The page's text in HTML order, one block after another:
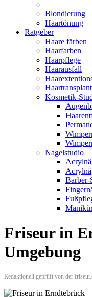
Blondierung
Haartönung
Ratgeber
Haare färben
Haarfarben
Haarpflege
Haarausfall
Kosmetik-
Nagelstudio
Barber-
Friseur in
Umgebung
Redaktionell geprüft von der